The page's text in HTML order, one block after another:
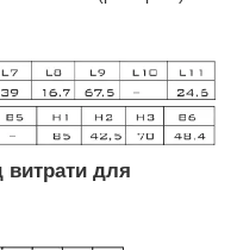
витрати для